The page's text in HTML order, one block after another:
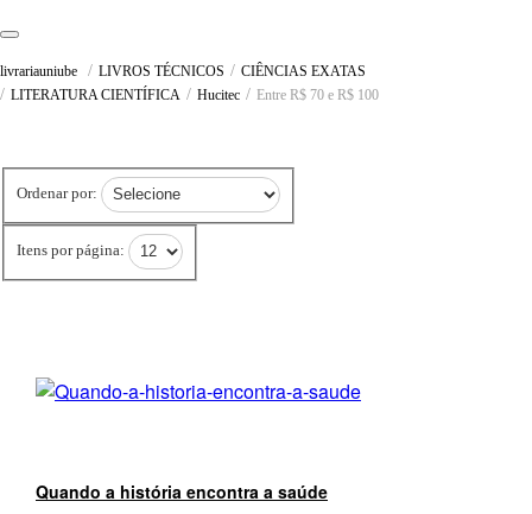
livrariauniube LIVROS TÉCNICOS
CIÊNCIAS EXATAS
LITERATURA CIENTÍFICA
Hucitec Entre R$ 70 e R$ 100
Ordenar por:
Itens por página:
Quando a história encontra a saúde